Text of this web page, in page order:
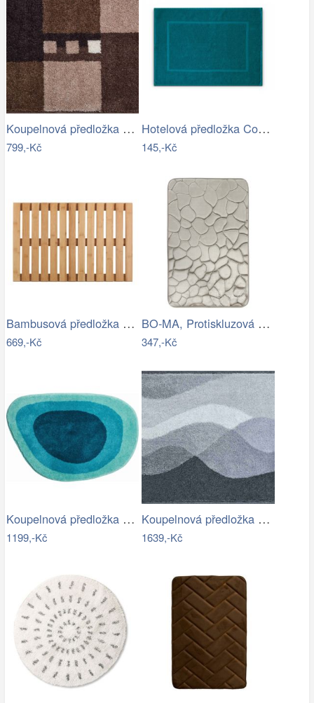
Koupelnová předložka MERKUR
799,-Kč
Hotelová předložka Comfort azurová 750g…
145,-Kč
Bambusová předložka WENKO
669,-Kč
BO-MA, Protiskluzová koupelnová…
347,-Kč
Koupelnová předložka LAKE
1199,-Kč
Koupelnová předložka HILLS
1639,-Kč